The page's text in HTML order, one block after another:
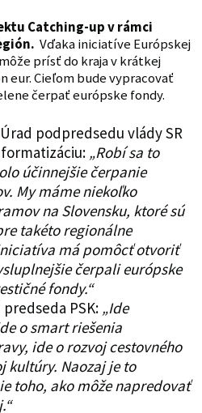
Catching-up v rámci
Vďaka iniciatíve Európskej
prísť do kraja v krátkej
eur. Cieľom bude vypracovať
čerpať európske fondy.
Úrad podpredsedu vlády SR
„Robí sa to
účinnejšie čerpanie
My máme niekoľko
na Slovensku, ktoré sú
takéto regionálne
má pomôcť otvoriť
čerpali európske
fondy.“
predseda PSK: „Ide
o smart riešenia
ide o rozvoj cestovného
kultúry. Naozaj je to
toho, ako môže napredovať